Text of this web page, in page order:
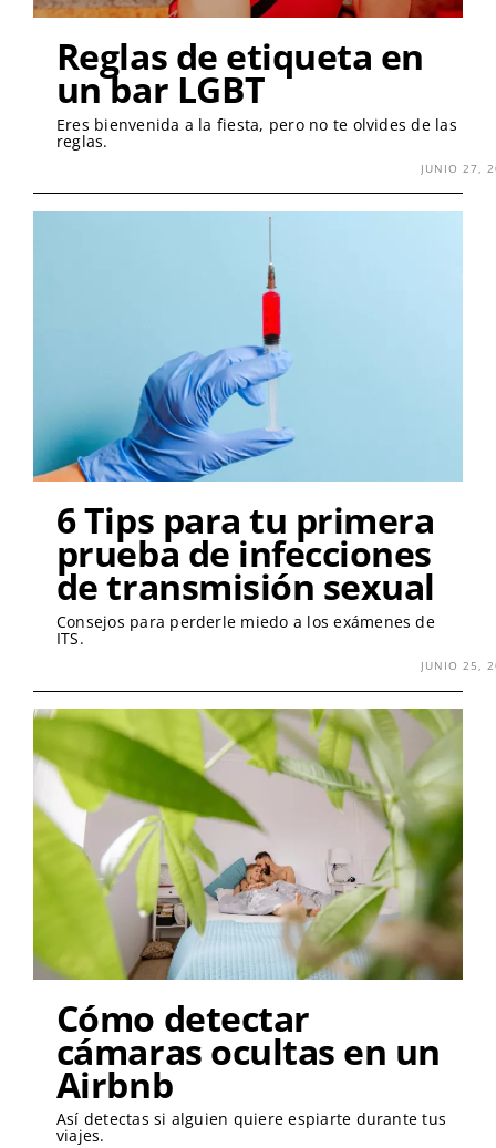
Reglas de etiqueta en
un bar LGBT
Eres bienvenida a la fiesta, pero no te olvides de las
reglas.
JUNIO 27,
6 Tips para tu primera
prueba de infecciones
de transmisión sexual
Consejos para perderle miedo a los exámenes de
ITS.
JUNIO 25,
Cómo detectar
cámaras ocultas en un
Airbnb
Así detectas si alguien quiere espiarte durante tus
viajes.